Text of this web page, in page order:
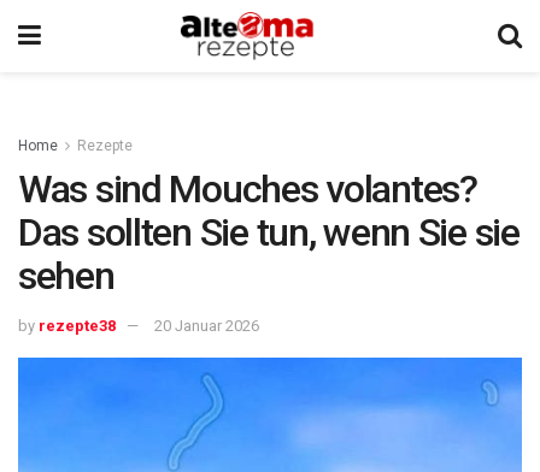
Home Rezepte
Was sind Mouches volantes?
Das sollten Sie tun, wenn Sie sie
sehen
by rezepte38 20 Januar 2026